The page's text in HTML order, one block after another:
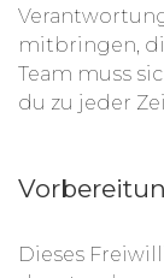
mitbringen,
Team muss
du zu jeder
Dieses